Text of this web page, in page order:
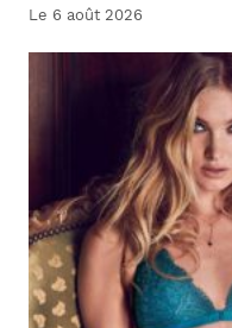
Le 6 août 2026